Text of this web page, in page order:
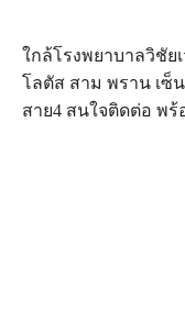
ใกล้โรงพยาบาลวิชั
โลตัส สาม พราน เ
สาย4 สนใจติดต่อ พ